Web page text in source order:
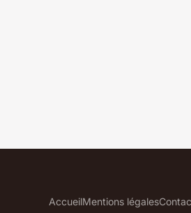
AccueilMentions légales